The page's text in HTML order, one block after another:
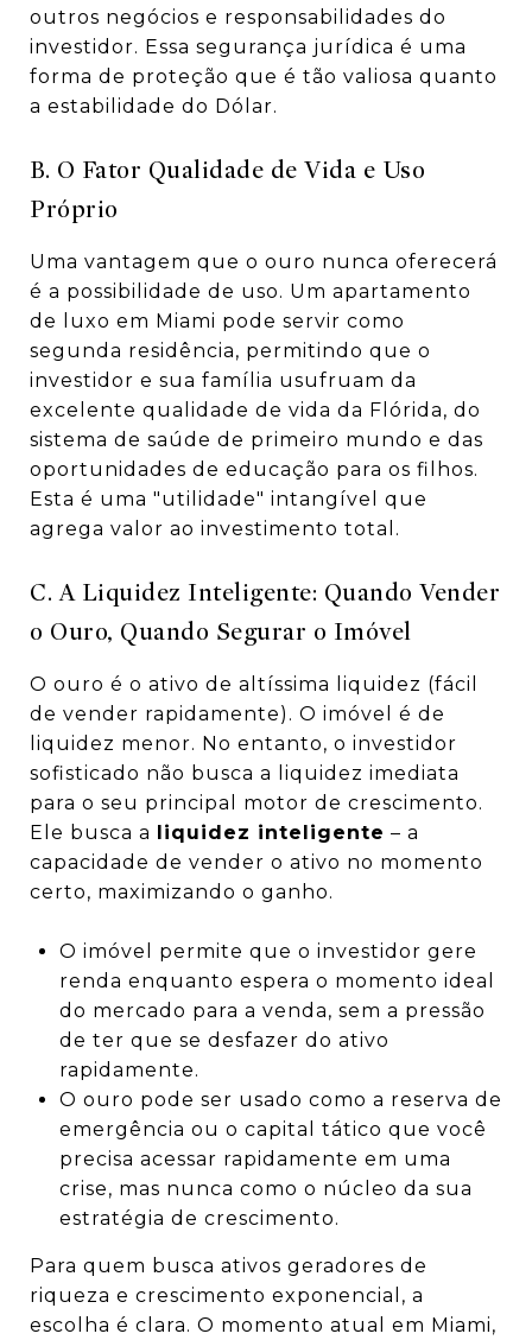
outros negócios e responsabilidades do
investidor. Essa segurança jurídica é uma
forma de proteção que é tão valiosa quanto
a estabilidade do Dólar.
B. O Fator Qualidade de Vida e Uso
Próprio
Uma vantagem que o ouro nunca oferecerá
é a possibilidade de uso. Um apartamento
de luxo em Miami pode servir como
segunda residência, permitindo que o
investidor e sua família usufruam da
excelente qualidade de vida da Flórida, do
sistema de saúde de primeiro mundo e das
oportunidades de educação para os filhos.
Esta é uma "utilidade" intangível que
agrega valor ao investimento total.
C. A Liquidez Inteligente: Quando Vender
o Ouro, Quando Segurar o Imóvel
O ouro é o ativo de altíssima liquidez (fácil
de vender rapidamente). O imóvel é de
liquidez menor. No entanto, o investidor
sofisticado não busca a liquidez imediata
para o seu principal motor de crescimento.
Ele busca a liquidez inteligente – a
capacidade de vender o ativo no momento
certo, maximizando o ganho.
O imóvel permite que o investidor gere
renda enquanto espera o momento ideal
do mercado para a venda, sem a pressão
de ter que se desfazer do ativo
rapidamente.
O ouro pode ser usado como a reserva de
emergência ou o capital tático que você
precisa acessar rapidamente em uma
crise, mas nunca como o núcleo da sua
estratégia de crescimento.
Para quem busca ativos geradores de
riqueza e crescimento exponencial, a
escolha é clara. O momento atual em Miami,